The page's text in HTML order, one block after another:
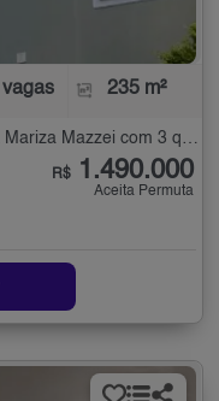
235 m²
Condomínio Fechado à Venda na Vila Mariza Mazzei com 3 quartos - 235 m²
R$ 1.490.000
Aceita Permuta